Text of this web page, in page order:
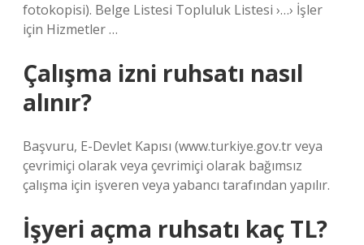
fotokopisi). Belge Listesi Topluluk Listesi ›…› İşler
için Hizmetler …
Çalışma izni ruhsatı nasıl
alınır?
Başvuru, E-Devlet Kapısı (www.turkiye.gov.tr ​​veya
çevrimiçi olarak veya çevrimiçi olarak bağımsız
çalışma için işveren veya yabancı tarafından yapılır.
İşyeri açma ruhsatı kaç TL?